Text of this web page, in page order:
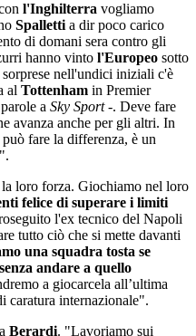
l'Inghilterra vogliamo
Spalletti a dir poco carico
di domani sera contro gli
hanno vinto l'Europeo sotto
nell'undici iniziali c'è
al Tottenham in Premier
a Sky Sport-. Deve fare
avanza anche per gli altri. In
fare la differenza, è un
loro forza. Giochiamo nel loro
felice di superare i limiti
l'ex tecnico del Napoli
tutto ciò che si mette davanti
una squadra tosta se
andare a quello
a giocarcela all’ultima
caratura internazionale".
Berardi. "Lavoriamo sui